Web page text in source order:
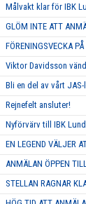
Målvakt klar för IBK
GLÖM INTE ATT
FÖRENINGSVECKA
Viktor Davidsson
Bli en del av vårt JAS-
Rejnefelt ansluter!
Nyförvärv till IBK
EN LEGEND VÄLJER
ANMÄLAN ÖPPEN
STELLAN RAGNAR